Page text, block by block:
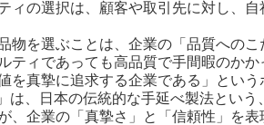
ィの選択は、顧客や取引先に対し、
物を選ぶことは、企業の「品質への
ティであっても高品質で手間暇のか
を真摯に追求する企業である」とい
は、日本の伝統的な手延べ製法とい
、企業の「真摯さ」と「信頼性」を